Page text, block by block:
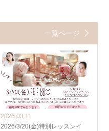
一覧ページ
2026.03.11
2026/3/20(金)特別レッスンイ